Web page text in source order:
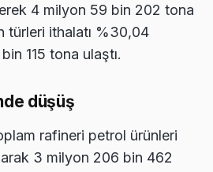
4 milyon 59 bin 202 tona
türleri ithalatı %30,04
115 tona ulaştı.
düşüş
rafineri petrol ürünleri
3 milyon 206 bin 462